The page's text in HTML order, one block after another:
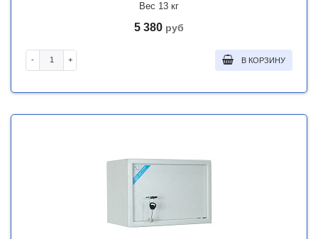
Вес 13 кг
5 380 руб
- + В КОРЗИНУ